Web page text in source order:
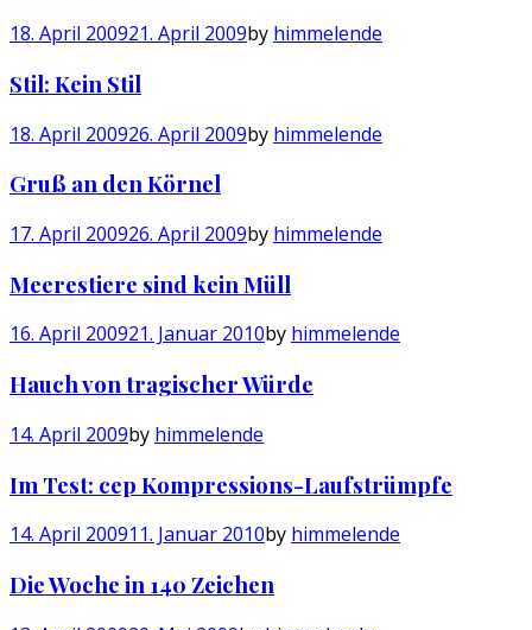
18. April 200921. April 2009by himmelende
Stil: Kein Stil
18. April 200926. April 2009by himmelende
Gruß an den Körnel
17. April 200926. April 2009by himmelende
Meerestiere sind kein Müll
16. April 200921. Januar 2010by himmelende
Hauch von tragischer Würde
14. April 2009by himmelende
Im Test: cep Kompressions-Laufstrümpfe
14. April 200911. Januar 2010by himmelende
Die Woche in 140 Zeichen